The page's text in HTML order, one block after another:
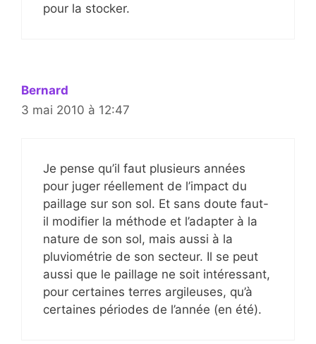
pour la stocker.
Bernard
3 mai 2010 à 12:47
Je pense qu’il faut plusieurs années
pour juger réellement de l’impact du
paillage sur son sol. Et sans doute faut-
il modifier la méthode et l’adapter à la
nature de son sol, mais aussi à la
pluviométrie de son secteur. Il se peut
aussi que le paillage ne soit intéressant,
pour certaines terres argileuses, qu’à
certaines périodes de l’année (en été).